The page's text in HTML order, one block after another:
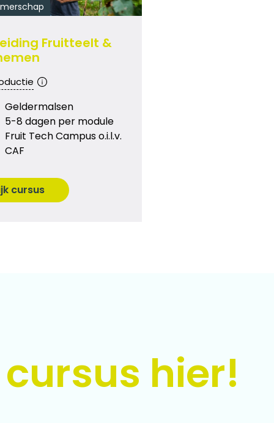
Fruitteelt &
Geldermalsen
5-8 dagen per module
Fruit Tech Campus o.i.l.v.
CAF
cursus
hier!